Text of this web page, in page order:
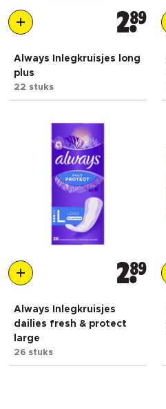
289
Always Inlegkruisjes long
plus
22 stuks
289
Always Inlegkruisjes
dailies fresh & protect
large
26 stuks